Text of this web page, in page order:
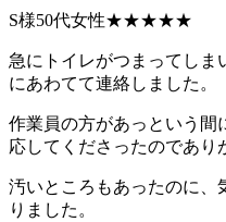
S様50代女性★★★★★
急にトイレがつまってしま
にあわてて連絡しました。
作業員の方があっという間
応してくださったのであり
汚いところもあったのに、
りました。